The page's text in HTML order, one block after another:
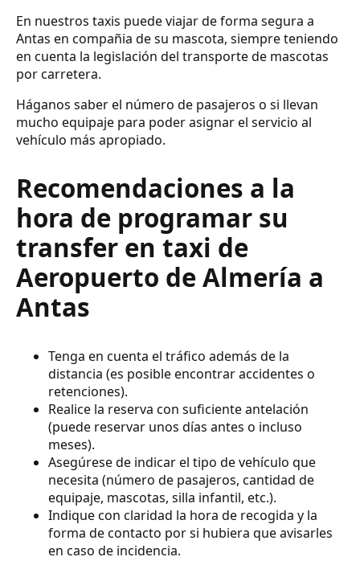
En nuestros taxis puede viajar de forma segura a
Antas en compañia de su mascota, siempre teniendo
en cuenta la legislación del transporte de mascotas
por carretera.
Háganos saber el número de pasajeros o si llevan
mucho equipaje para poder asignar el servicio al
vehículo más apropiado.
Recomendaciones a la
hora de programar su
transfer en taxi de
Aeropuerto de Almería a
Antas
Tenga en cuenta el tráfico además de la
distancia (es posible encontrar accidentes o
retenciones).
Realice la reserva con suficiente antelación
(puede reservar unos días antes o incluso
meses).
Asegúrese de indicar el tipo de vehículo que
necesita (número de pasajeros, cantidad de
equipaje, mascotas, silla infantil, etc.).
Indique con claridad la hora de recogida y la
forma de contacto por si hubiera que avisarles
en caso de incidencia.